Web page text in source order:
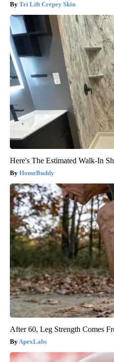
Tri Lift Crepey Skin
Here's The Estimated Walk-In
HomeBuddy
After 60, Leg Strength Comes
ApexLabs